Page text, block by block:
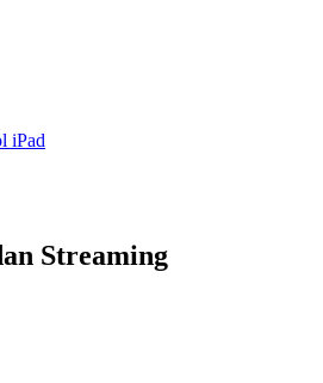
iPad
Streaming